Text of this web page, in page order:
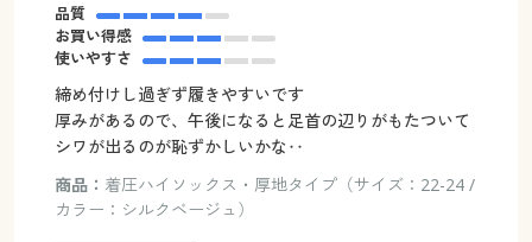
品質
お買い得感
使いやすさ
締め付けし過ぎず履きやすいです
厚みがあるので、午後になると足首の辺りがもたついて
シワが出るのが恥ずかしいかな‥
商品： 着圧ハイソックス・厚地タイプ（サイズ：22-24 /
カラー：シルクベージュ）